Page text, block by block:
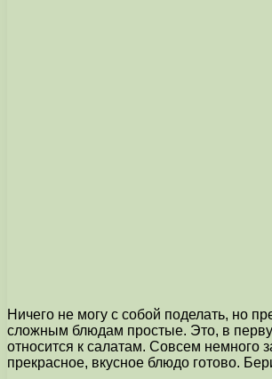
Ничего не могу с собой поделать, но
сложным блюдам простые. Это, в
относится к салатам. Совсем немного
прекрасное, вкусное блюдо готово.